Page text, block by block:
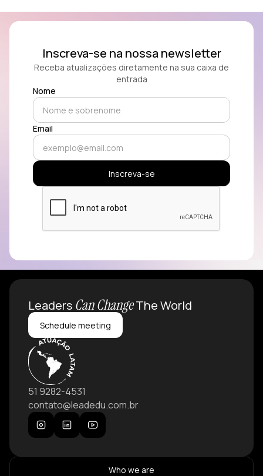
Inscreva-se na nossa newsletter
Receba atualizações diretamente na sua caixa de
entrada
Nome
Email
Leaders Can ChangeThe World
Schedule meeting
51 9282-4531
contato@leadedu.com.br
Who we are